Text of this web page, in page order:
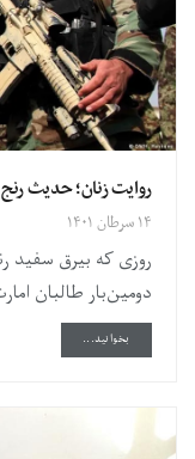
روایت زنان؛ حدیث رنج
۱۴ سرطان ۱۴۰۱
روزی که بیرق سفید
دومین‌بار طالبان
بخوانید...